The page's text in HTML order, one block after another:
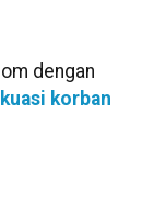
dengan
korban